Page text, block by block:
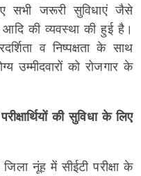
सभी जरूरी सुविधाएं जैसे
की व्यवस्था की हुई है।
व निष्पक्षता के साथ
उम्मीदवारों को रोजगार के
की सुविधा के लिए
नूंह में सीईटी परीक्षा के